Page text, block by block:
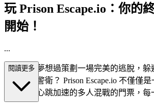
玩 Prison Escape.io：你的
開始！
...
你是否曾夢想過策劃一場完美的逃脫，
最精明的警衛？ Prison Escape.io 不僅僅
進入令人心跳加速的多人混戰的門票，每
閱讀更多